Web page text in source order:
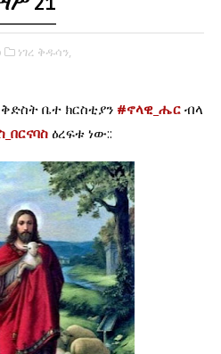
ነገረ ቅዱሳን,
ቤተ ክርስቲያን #ኖላዊ_ሔር ብላ
ዕረፍቱ ነው::